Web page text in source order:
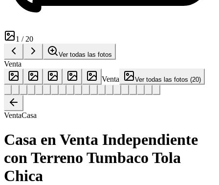
1 /20
Ver todas las fotos
Venta
Venta
Ver todas las fotos (20)
VentaCasa
Casa en Venta Independiente
con Terreno Tumbaco Tola
Chica